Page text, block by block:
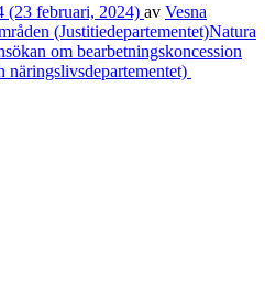
(23 februari, 2024) av Vesna
(Justitiedepartementet)Natura
om bearbetningskoncession